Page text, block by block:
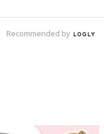
Recommended by